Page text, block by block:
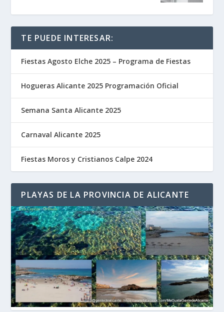
TE PUEDE INTERESAR:
Fiestas Agosto Elche 2025 – Programa de Fiestas
Hogueras Alicante 2025 Programación Oficial
Semana Santa Alicante 2025
Carnaval Alicante 2025
Fiestas Moros y Cristianos Calpe 2024
PLAYAS DE LA PROVINCIA DE ALICANTE